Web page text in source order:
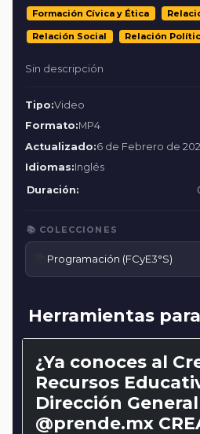
Formación Cívica y Ética
Relación Social Relación
Sin descripción
Tipo:Video
Formato:MP4
Actualizado:6 de Febrero de
Idiomas:Inglés
Duración:
📚 COLECCIONES
Programación (FCyE3°S)
Herramientas
¿Ya conoces al
Recursos
Dirección General
@prende.mx